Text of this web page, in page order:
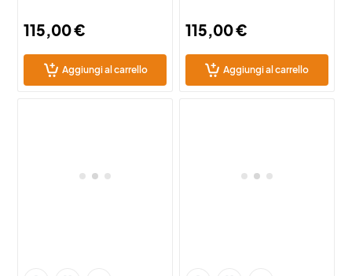
115,00€
Aggiungi al carrello
115,00€
Aggiungi al carrello